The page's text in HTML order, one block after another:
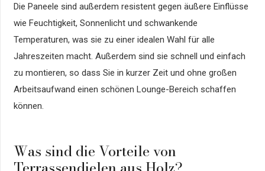
Die Paneele sind außerdem resistent gegen äußere Einflüsse
wie Feuchtigkeit, Sonnenlicht und schwankende
Temperaturen, was sie zu einer idealen Wahl für alle
Jahreszeiten macht. Außerdem sind sie schnell und einfach
zu montieren, so dass Sie in kurzer Zeit und ohne großen
Arbeitsaufwand einen schönen Lounge-Bereich schaffen
können.
Was sind die Vorteile von